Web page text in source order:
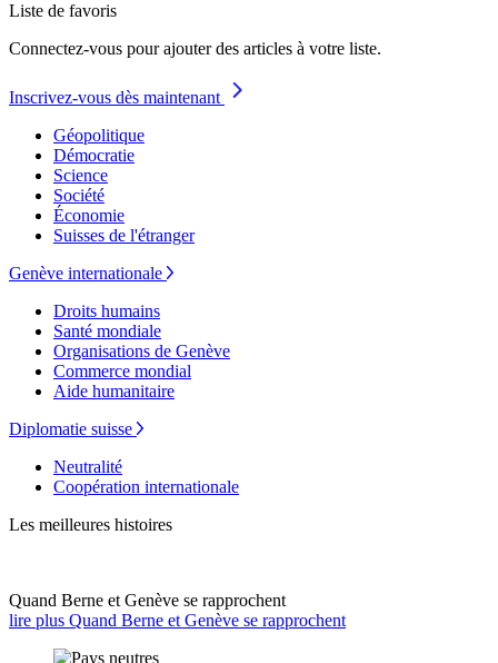
Liste de favoris
Connectez-vous pour ajouter des articles à votre liste.
Inscrivez-vous dès maintenant
Géopolitique
Démocratie
Science
Société
Économie
Suisses de l'étranger
Genève internationale
Droits humains
Santé mondiale
Organisations de Genève
Commerce mondial
Aide humanitaire
Diplomatie suisse
Neutralité
Coopération internationale
Les meilleures histoires
Quand Berne et Genève se rapprochent
lire plus Quand Berne et Genève se rapprochent